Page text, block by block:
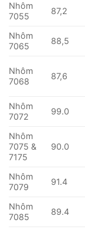
Nhôm
7055
87,2
Nhôm
7065
88,5
Nhôm
7068
87,6
Nhôm
7072
99.0
Nhôm
7075 &
7175
90.0
Nhôm
7079
91.4
Nhôm
7085
89.4